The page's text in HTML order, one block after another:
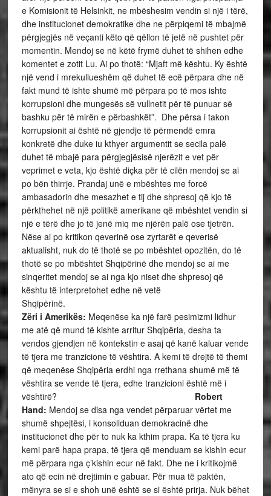
e Komisionit të Helsinkit, ne mbëshesim vendin si një i tërë,
dhe institucionet demokratike dhe ne përpiqemi të mbajmë
përgjegjës në veçanti këto që qëllon të jetë në pushtet për
momentin. Mendoj se në këtë frymë duhet të shihen edhe
komentet e zotit Lu. Ai po thotë: “Mjaft më kështu. Ky është
një vend i mrekullueshëm që duhet të ecë përpara dhe në
fakt mund të ishte shumë më përpara po të mos ishte
korrupsioni dhe mungesës së vullnetit për të punuar së
bashku për të mirën e përbashkët”. Dhe përsa i takon
korrupsionit ai është në gjendje të përmendë emra
konkretë dhe duke iu kthyer argumentit se secila palë
duhet të mbajë para përgjegjësisë njerëzit e vet për
veprimet e veta, kjo është diçka për të cilën mendoj se ai
po bën thirrje. Prandaj unë e mbështes me forcë
ambasadorin dhe mesazhet e tij dhe shpresoj që kjo të
përkthehet në një politikë amerikane që mbështet vendin si
një e tërë dhe jo të jenë miq me njërën palë ose tjetrën.
Nëse ai po kritikon qeverinë ose zyrtarët e qeverisë
aktualisht, nuk do të thotë se po mbështet opozitën, do të
thotë se po mbështet Shqipërinë dhe mendoj se ai me
sinqeritet mendoj se ai nga kjo niset dhe shpresoj që
kështu të interpretohet edhe në vetë
Shqipërinë.
Zëri i Amerikës: Meqenëse ka një farë pesimizmi lidhur
me atë që mund të kishte arritur Shqipëria, desha ta
vendos gjendjen në kontekstin e asaj që kanë kaluar vende
të tjera me tranzicione të vështira. A kemi të drejtë të themi
që meqenëse Shqipëria erdhi nga rrethana shumë më të
vështira se vende të tjera, edhe tranzicioni është më i
vështirë? Robert
Hand: Mendoj se disa nga vendet përparuar vërtet me
shumë shpejtësi, i konsoliduan demokracinë dhe
institucionet dhe për to nuk ka kthim prapa. Ka të tjera ku
kemi parë hapa prapa, të tjera që menduam se kishin ecur
më përpara nga ç’kishin ecur në fakt. Dhe ne i kritikojmë
ato që ecin në drejtimin e gabuar. Për mua të paktën,
mënyra se si e shoh unë është se si është prirja. Nuk bëhet